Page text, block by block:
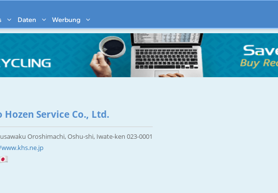
Daten Werbung
Hozen Service Co., Ltd.
Oroshimachi, Oshu-shi, Iwate-ken 023-0001